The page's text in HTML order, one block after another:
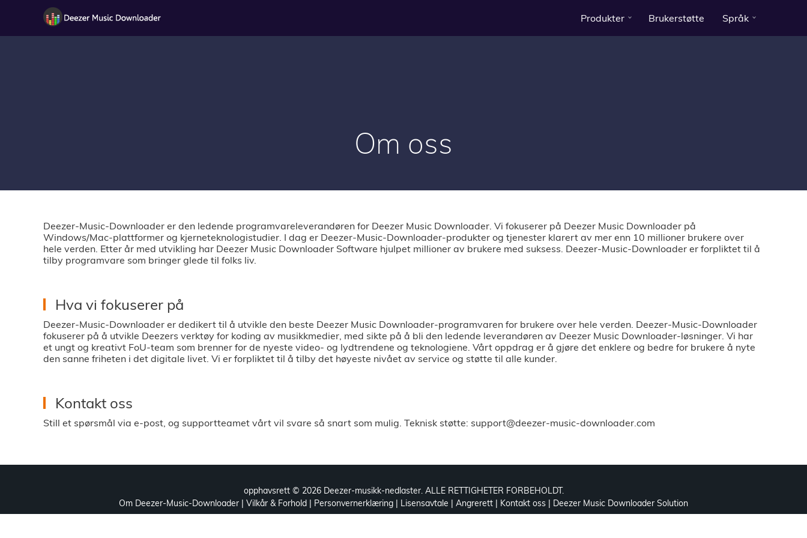
Produkter Brukerstøtte Språk
Om oss
Deezer-Music-Downloader er den ledende programvareleverandøren for Deezer Music Downloader. Vi fokuserer på Deezer Music Downloader på
Windows/Mac-plattformer og kjerneteknologistudier. I dag er Deezer-Music-Downloader-produkter og tjenester klarert av mer enn 10 millioner brukere over
hele verden. Etter år med utvikling har Deezer Music Downloader Software hjulpet millioner av brukere med suksess. Deezer-Music-Downloader er forpliktet til å
tilby programvare som bringer glede til folks liv.
Hva vi fokuserer på
Deezer-Music-Downloader er dedikert til å utvikle den beste Deezer Music Downloader-programvaren for brukere over hele verden. Deezer-Music-Downloader
fokuserer på å utvikle Deezers verktøy for koding av musikkmedier, med sikte på å bli den ledende leverandøren av Deezer Music Downloader-løsninger. Vi har
et ungt og kreativt FoU-team som brenner for de nyeste video- og lydtrendene og teknologiene. Vårt oppdrag er å gjøre det enklere og bedre for brukere å nyte
den sanne friheten i det digitale livet. Vi er forpliktet til å tilby det høyeste nivået av service og støtte til alle kunder.
Kontakt oss
Still et spørsmål via e-post, og supportteamet vårt vil svare så snart som mulig. Teknisk støtte: support@deezer-music-downloader.com
opphavsrett © 2026 Deezer-musikk-nedlaster. ALLE RETTIGHETER FORBEHOLDT.
Om Deezer-Music-Downloader | Vilkår & Forhold | Personvernerklæring | Lisensavtale | Angrerett | Kontakt oss | Deezer Music Downloader Solution